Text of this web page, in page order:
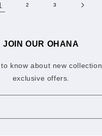
2 3
JOIN OUR OHANA
know about new
exclusive offers.